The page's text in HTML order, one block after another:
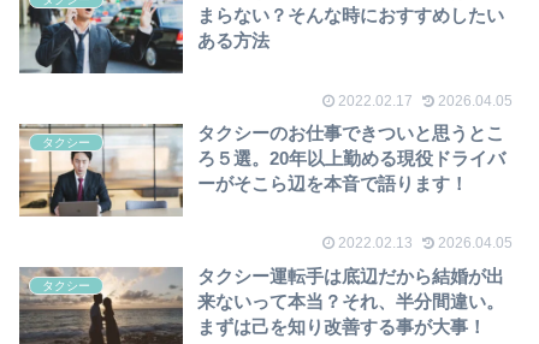
まらない？そんな時におすすめしたい
ある方法
2022.02.17 2026.04.05
タクシー
タクシーのお仕事できついと思うとこ
ろ５選。20年以上勤める現役ドライバ
ーがそこら辺を本音で語ります！
2022.02.13 2026.04.05
タクシー
タクシー運転手は底辺だから結婚が出
来ないって本当？それ、半分間違い。
まずは己を知り改善する事が大事！